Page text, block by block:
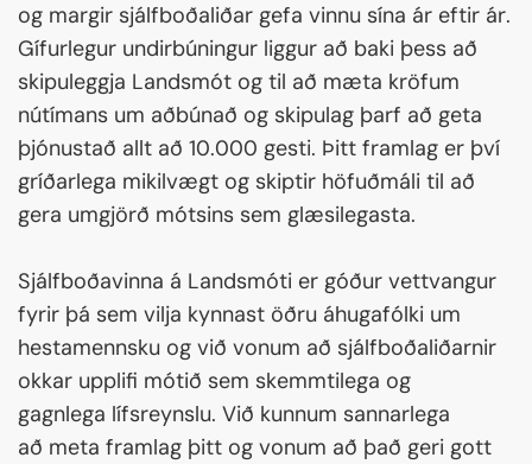
og margir sjálfboðaliðar gefa vinnu sína ár eftir ár.
Gífurlegur undirbúningur liggur að baki þess að
skipuleggja Landsmót og til að mæta kröfum
nútímans um aðbúnað og skipulag þarf að geta
þjónustað allt að 10.000 gesti. Þitt framlag er því
gríðarlega mikilvægt og skiptir höfuðmáli til að
gera umgjörð mótsins sem glæsilegasta.
Sjálfboðavinna á Landsmóti er góður vettvangur
fyrir þá sem vilja kynnast öðru áhugafólki um
hestamennsku og við vonum að sjálfboðaliðarnir
okkar upplifi mótið sem skemmtilega og
gagnlega lífsreynslu. Við kunnum sannarlega
að meta framlag þitt og vonum að það geri gott